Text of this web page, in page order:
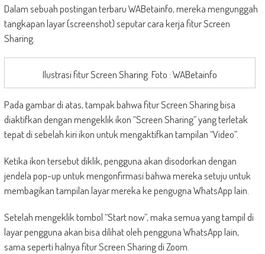
Dalam sebuah postingan terbaru WABetainfo, mereka mengunggah
tangkapan layar (screenshot) seputar cara kerja fitur Screen
Sharing.
Ilustrasi fitur Screen Sharing. Foto : WABetainfo
Pada gambar di atas, tampak bahwa fitur Screen Sharing bisa
diaktifkan dengan mengeklik ikon “Screen Sharing” yang terletak
tepat di sebelah kiri ikon untuk mengaktifkan tampilan “Video”.
Ketika ikon tersebut diklik, pengguna akan disodorkan dengan
jendela pop-up untuk mengonfirmasi bahwa mereka setuju untuk
membagikan tampilan layar mereka ke pengugna WhatsApp lain.
Setelah mengeklik tombol “Start now”, maka semua yang tampil di
layar pengguna akan bisa dilihat oleh pengguna WhatsApp lain,
sama seperti halnya fitur Screen Sharing di Zoom.